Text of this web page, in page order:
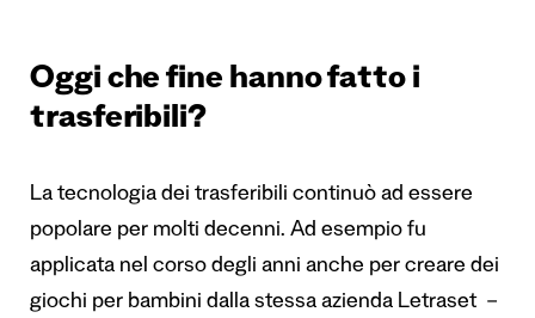
Oggi che fine hanno fatto i
trasferibili?
La tecnologia dei trasferibili continuò ad essere
popolare per molti decenni. Ad esempio fu
applicata nel corso degli anni anche per creare dei
giochi per bambini dalla stessa azienda Letraset –